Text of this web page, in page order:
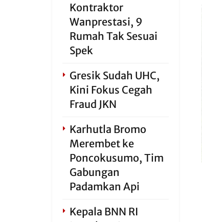
Kontraktor
Wanprestasi, 9
Rumah Tak Sesuai
Spek
Gresik Sudah UHC,
Kini Fokus Cegah
Fraud JKN
Karhutla Bromo
Merembet ke
Poncokusumo, Tim
Gabungan
Padamkan Api
Kepala BNN RI